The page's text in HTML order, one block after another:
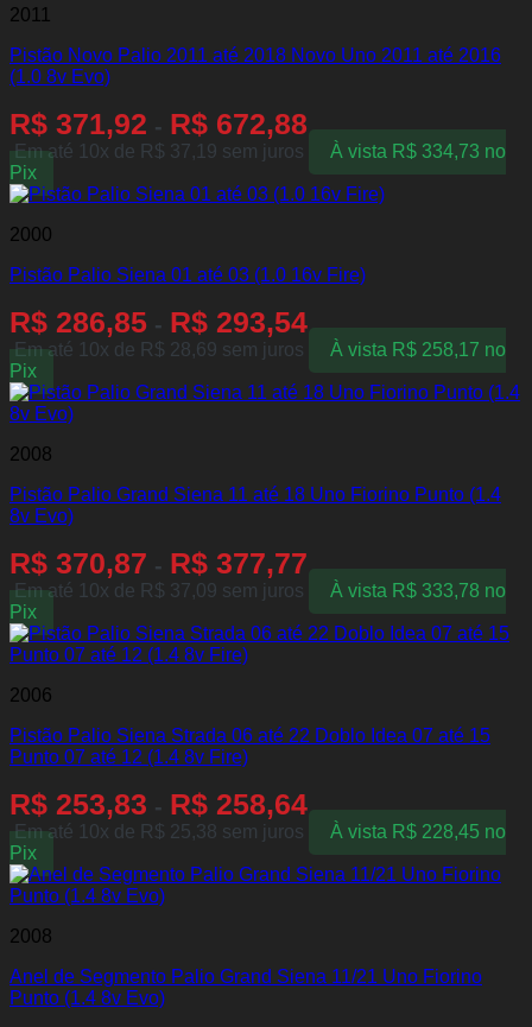
2011
Pistão Novo Palio 2011 até 2018 Novo Uno 2011 até 2016
(1.0 8v Evo)
R$ 371,92 - R$ 672,88
Em até 10x de R$ 37,19 sem juros À vista R$334,73 no
Pix
2000
Pistão Palio Siena 01 até 03 (1.0 16v Fire)
R$ 286,85 - R$ 293,54
Em até 10x de R$ 28,69 sem juros À vista R$258,17 no
Pix
2008
Pistão Palio Grand Siena 11 até 18 Uno Fiorino Punto (1.4
8v Evo)
R$ 370,87 - R$ 377,77
Em até 10x de R$ 37,09 sem juros À vista R$333,78 no
Pix
2006
Pistão Palio Siena Strada 06 até 22 Doblo Idea 07 até 15
Punto 07 até 12 (1.4 8v Fire)
R$ 253,83 - R$ 258,64
Em até 10x de R$ 25,38 sem juros À vista R$228,45 no
Pix
2008
Anel de Segmento Palio Grand Siena 11/21 Uno Fiorino
Punto (1.4 8v Evo)